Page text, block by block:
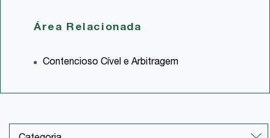
Área Relacionada
Contencioso Cível e Arbitragem